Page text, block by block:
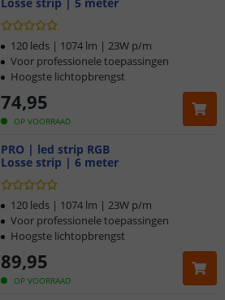
OP VOORRAAD
74,95
120 leds | 1074 lm | 23W p/m
Voor professionele toepassingen
Hoogste lichtopbrengst
PRO | led strip RGB
Losse strip | 6 meter
OP VOORRAAD
89,95
120 leds | 1074 lm | 23W p/m
Voor professionele toepassingen
Hoogste lichtopbrengst